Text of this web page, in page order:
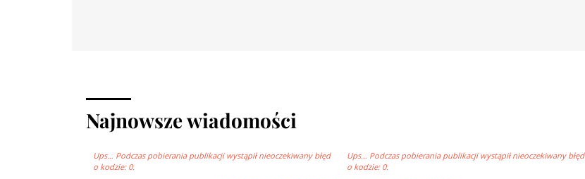
Najnowsze wiadomości
Ups… Podczas pobierania publikacji wystąpił nieoczekiwany błęd
o kodzie: 0.
Ups… Podczas pobierania publikacji wystąpił nieoczekiwany błęd
o kodzie: 0.